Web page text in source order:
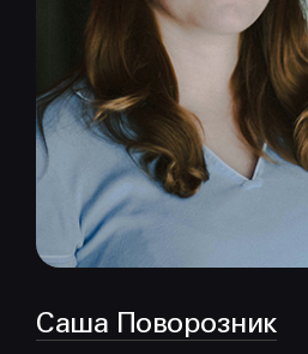
Саша Поворозник